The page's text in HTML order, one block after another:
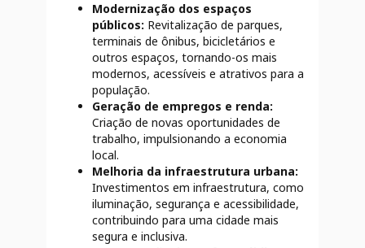
Modernização dos espaços
públicos: Revitalização de parques,
terminais de ônibus, bicicletários e
outros espaços, tornando-os mais
modernos, acessíveis e atrativos para a
população.
Geração de empregos e renda:
Criação de novas oportunidades de
trabalho, impulsionando a economia
local.
Melhoria da infraestrutura urbana:
Investimentos em infraestrutura, como
iluminação, segurança e acessibilidade,
contribuindo para uma cidade mais
segura e inclusiva.